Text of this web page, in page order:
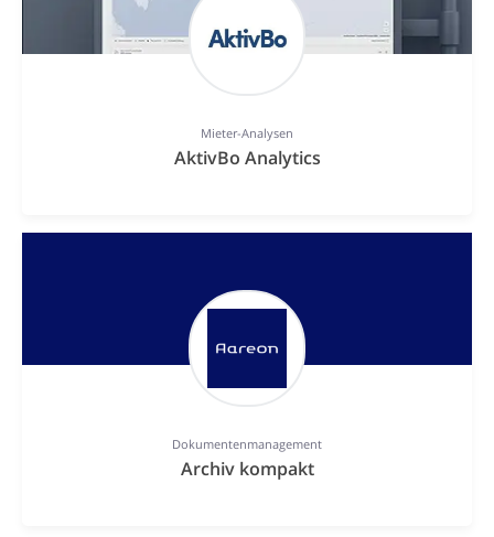
Mieter-Analysen
AktivBo Analytics
Dokumentenmanagement
Archiv kompakt